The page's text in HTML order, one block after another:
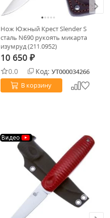
Нож Южный Крест Slender S
сталь N690 рукоять микарта
изумруд (211.0952)
10 650 ₽
0.0 Код: УТ000034266
В корзину
Видео